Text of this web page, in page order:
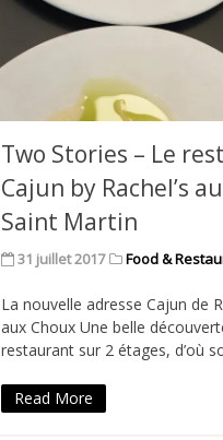
Two Stories – Le
Cajun by Rachel’s
Saint Martin
31 juillet 2017 Food &
La nouvelle adresse Cajun de
aux Choux Une belle
restaurant sur 2 étages, d’où
Read More